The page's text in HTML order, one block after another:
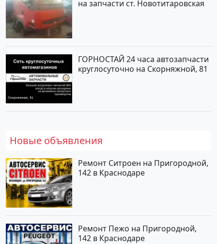
на запчасти ст. Новотитаровская
ГОРНОСТАЙ 24 часа автозапчасти
круглосуточно на Скорняжной, 81
Новые объявления
Ремонт Ситроен на Пригородной,
142 в Краснодаре
Ремонт Пежо на Пригородной,
142 в Краснодаре